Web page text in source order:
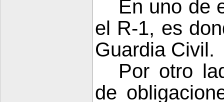
En uno de
el R-1, es
GuardiaCivil.
Por otro
de